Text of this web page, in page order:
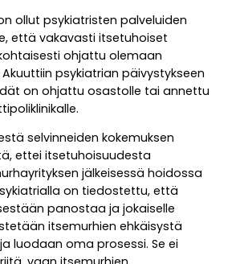
ollut psykiatristen palveluiden
että vakavasti itsetuhoiset
ohjattu olemaan
psykiatrian päivystykseen
on ohjattu osastolle tai annettu
selvinneiden kokemuksen
ettei itsetuhoisuudesta
jälkeisessä hoidossa
on tiedostettu, että
panostaa ja jokaiselle
itsemurhien ehkäisystä
luodaan oma prosessi. Se ei